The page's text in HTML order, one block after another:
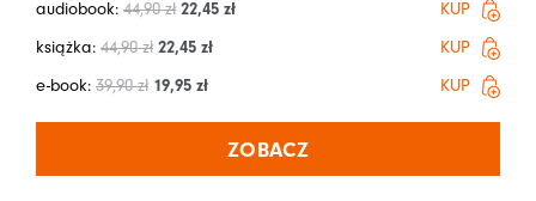
audiobook: 44,90zł 22,45 zł
KUP
książka: 44,90zł 22,45 zł
KUP
e-book: 39,90zł 19,95 zł KUP
ZOBACZ